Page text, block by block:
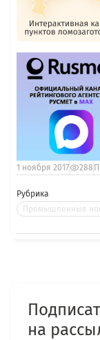
Рубрика
Промышленные
1 ноября 2017 288
на